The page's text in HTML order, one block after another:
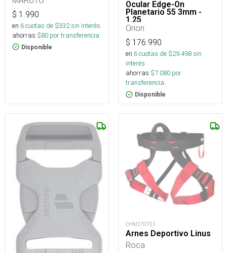
$ 1.990
en 6cuotas de $332sin interés
ahorras $80 por transferencia.
Disponible
Ocular Edge-On
Planetario 55 3mm -
1.25
Orion
$ 176.990
en 6cuotas de $29.498sin
interés
ahorras $7.080 por
transferencia.
Disponible
CHM270701
Arnes Deportivo Linus
Roca